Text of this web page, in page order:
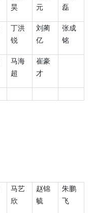
昊
元
磊
丁洪
锐
刘蔺
亿
张成
铭
马海
超
崔豪
才
马艺
欣
赵锦
毓
朱鹏
飞